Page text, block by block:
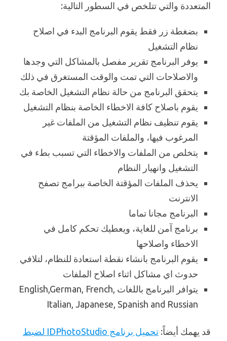
المتعددة والتي تتلخص في السطور التالية:
بضغطة زر فقط يقوم البرنامج البدء في اصلاح
نظام التشغيل
يوفر البرنامج تقرير مفصل بالمشاكل التي وجدها
والاصلاحات التي تمت والوقت المستغرق في ذلك
يتحقق البرنامج من حالة نظام التشغيل الخاصة بك
يقوم باصلاح كافة الاخطاء الخاصة بنظام التشغيل
يقوم تنظيف نظام التشغيل من الملفات غير
المرغوب فيها، والملفات المؤقتة
يتخلص من الملفات والاخطاء التي تسبب بطء في
التشغيل وانهيار النظام
يحذف الملفات المؤقتة الخاصة ببرامج تصفح
الانترنت
البرنامج مجانا تماما
برنامج آمن للغاية، ويعطيك تحكم كامل في
الاخطاء واصلاحها
يقوم البرنامج بانشاء نقطة استعادة للنظام، لتلافي
حدوث اي مشاكل اثناء اصلاح الملفات
يتوافر البرنامج باللغات English,German, French,
Italian, Japanese, Spanish and Russian
قد يهمك أيضاً: تحميل برنامج IDPhotoStudio لضبط